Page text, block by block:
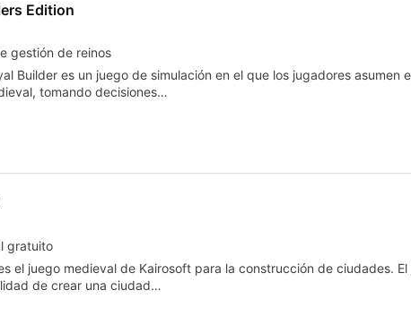
Edition
gestión de reinos
Builder es un juego de simulación en el que los jugadores asumen
tomando decisiones…
gratuito
el juego medieval de Kairosoft para la construcción de ciudades. El
de crear una ciudad…